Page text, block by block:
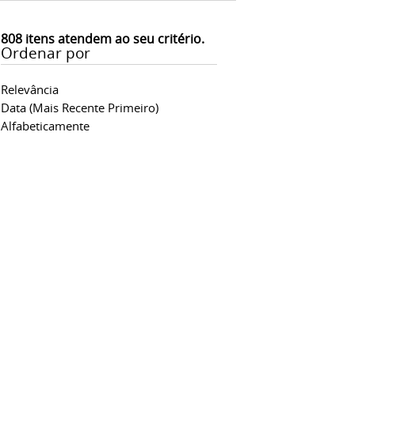
808itens atendem ao seu critério.
Ordenar por
Relevância
Data (mais Recente Primeiro)
Alfabeticamente